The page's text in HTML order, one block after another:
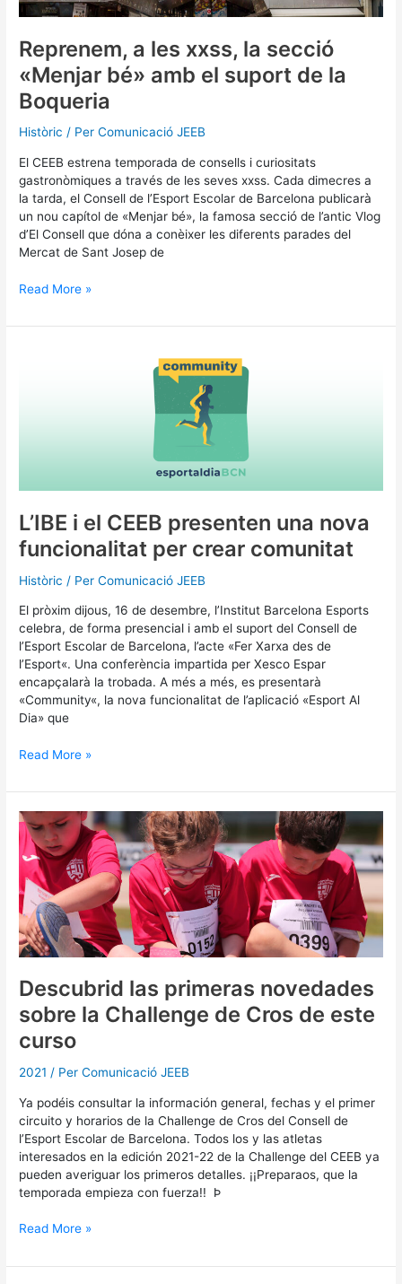
Reprenem, a les xxss, la secció
«Menjar bé» amb el suport de la
Boqueria
Històric / Per Comunicació JEEB
El CEEB estrena temporada de consells i curiositats
gastronòmiques a través de les seves xxss. Cada dimecres a
la tarda, el Consell de l’Esport Escolar de Barcelona publicarà
un nou capítol de «Menjar bé», la famosa secció de l’antic Vlog
d’El Consell que dóna a conèixer les diferents parades del
Mercat de Sant Josep de
bé»
el
suport
de
la
Boqueria
Read More »
L’IBE i el CEEB presenten una nova
funcionalitat per crear comunitat
Històric / Per Comunicació JEEB
El pròxim dijous, 16 de desembre, l’Institut Barcelona Esports
celebra, de forma presencial i amb el suport del Consell de
l’Esport Escolar de Barcelona, l’acte «Fer Xarxa des de
l’Esport«. Una conferència impartida per Xesco Espar
encapçalarà la trobada. A més a més, es presentarà
«Community«, la nova funcionalitat de l’aplicació «Esport Al
Dia» que
crear
comunitat
Read More »
Descubrid las primeras novedades
sobre la Challenge de Cros de este
curso
2021 / Per Comunicació JEEB
Ya podéis consultar la información general, fechas y el primer
circuito y horarios de la Challenge de Cros del Consell de
l’Esport Escolar de Barcelona. Todos los y las atletas
interesados en la edición 2021-22 de la Challenge del CEEB ya
pueden averiguar los primeros detalles. ¡¡Preparaos, que la
temporada empieza con fuerza!! Þ
Descubrid
las
primeras
novedades
sobre
la
Challenge
de
de
este
curso
Read More »